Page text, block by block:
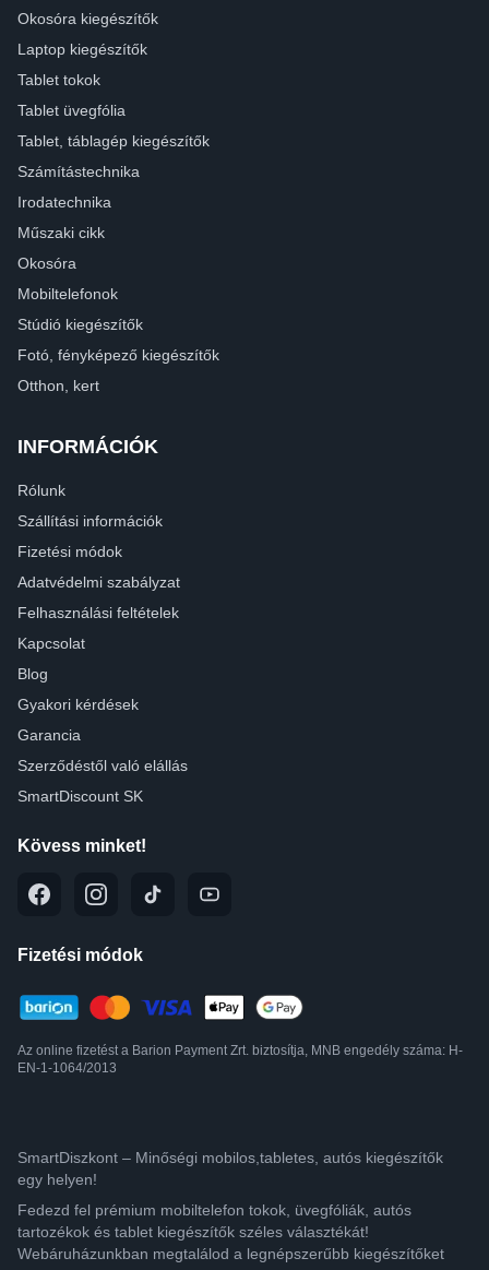
Okosóra kiegészítők
Laptop kiegészítők
Tablet tokok
Tablet üvegfólia
Tablet, táblagép kiegészítők
Számítástechnika
Irodatechnika
Műszaki cikk
Okosóra
Mobiltelefonok
Stúdió kiegészítők
Fotó, fényképező kiegészítők
Otthon, kert
INFORMÁCIÓK
Rólunk
Szállítási információk
Fizetési módok
Adatvédelmi szabályzat
Felhasználási feltételek
Kapcsolat
Blog
Gyakori kérdések
Garancia
Szerződéstől való elállás
SmartDiscount SK
Kövess minket!
Fizetési módok
Az online fizetést a Barion Payment Zrt. biztosítja, MNB engedély száma: H-
EN-1-1064/2013
SmartDiszkont – Minőségi mobilos,tabletes, autós kiegészítők
egy helyen!
Fedezd fel prémium mobiltelefon tokok, üvegfóliák, autós
tartozékok és tablet kiegészítők széles választékát!
Webáruházunkban megtalálod a legnépszerűbb kiegészítőket